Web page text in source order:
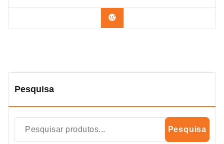
Confira na Shopee
Pesquisa
Pesquisa